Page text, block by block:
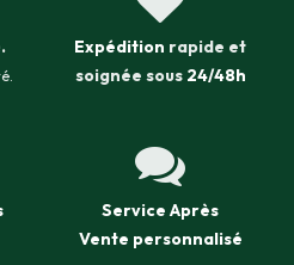
. Expédition rapide et
soignée sous 24/48h
Service Après
Vente personnalisé